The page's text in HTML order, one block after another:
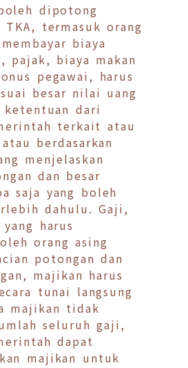
dipotong
termasuk orang
biaya
pajak, biaya makan
pegawai, harus
besar nilai uang
ketentuan dari
terkait atau
berdasarkan
menjelaskan
dan besar
saja yang boleh
dahulu. Gaji,
harus
orang asing
potongan dan
majikan harus
tunai langsung
majikan tidak
seluruh gaji,
dapat
majikan untuk